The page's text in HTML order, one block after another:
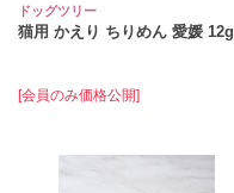
ドッグツリー
猫用 かえり ちりめん 愛媛 12g
[会員のみ価格公開]